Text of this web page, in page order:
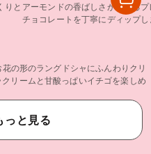
りと アーモンドの香ばしさが広がる
チョコレートを丁寧にディップし
の形のラングドシャにふんわりクリ
リームと甘酸っぱいイチゴを楽しめ
っと見る